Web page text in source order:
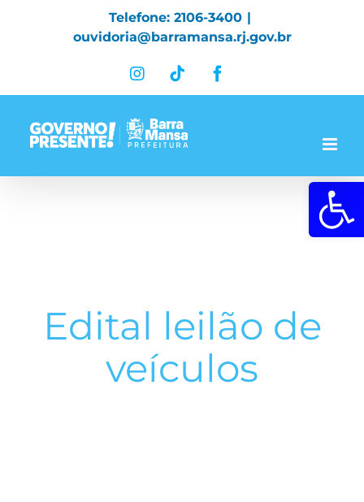
Abrir a
Telefone: 2106-3400 |
ouvidoria@barramansa.rj.gov.br
InstagramTiktok
Edital leilão de
veículos